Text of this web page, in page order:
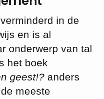
in de
en is al
onderwerp van tal
het boek
geest!? anders
meeste